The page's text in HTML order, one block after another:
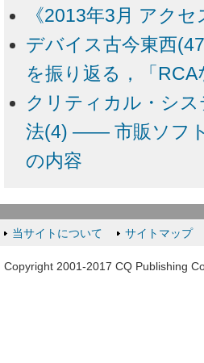
《2013年3月 アク
デバイス古今東西
を振り返る，「
クリティカル・シ
法(4) ―― 市販ソフ
の内容
当サイトについて サイトマップ
Copyright 2001-2017 CQ Publishing